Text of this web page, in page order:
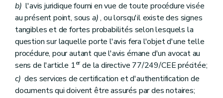
b) l'avis juridique fourni en vue de toute procédure visée
au présent point, sous a), ou lorsqu'il existe des signes
tangibles et de fortes probabilités selon lesquels la
question sur laquelle porte l'avis fera l'objet d'une telle
procédure, pour autant que l'avis émane d'un avocat au
sens de l'article 1erde la directive 77/249/CEE précitée;
c) des services de certification et d'authentification de
documents qui doivent être assurés par des notaires;